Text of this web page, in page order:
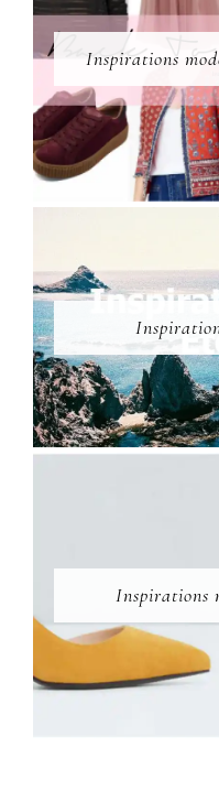
Inspirations
Inspirations